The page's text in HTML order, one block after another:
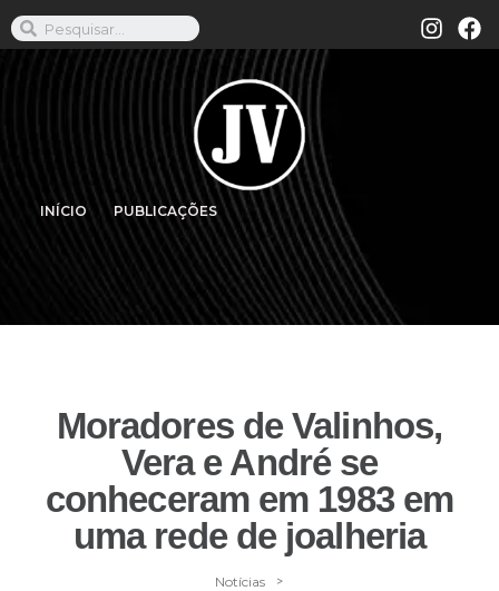
INÍCIO PUBLICAÇÕES
Moradores de Valinhos,
Vera e André se
conheceram em 1983 em
uma rede de joalheria
Notícias >